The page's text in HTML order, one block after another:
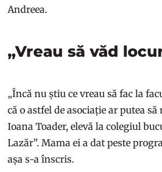
Andreea.
„Vreau să văd
„Încă nu știu ce vreau să fac la
că o astfel de asociație ar putea să
Ioana Toader, elevă la colegiul
Lazăr”. Mama ei a dat peste
așa s-a înscris.